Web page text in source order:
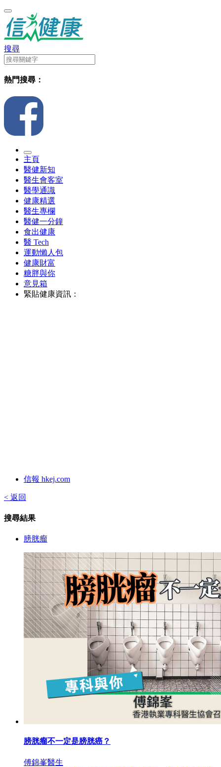
搜尋
熱門搜尋：
主頁
醫健新知
醫生會客室
醫學通識
健康精選
醫生專欄
醫健一分鐘
食出健康
醫 Tech
運動懶人包
健康財富
糖胖與你
意見箱
緊貼健康資訊：
信報 hkej.com
< 返回
搜尋結果
膀胱瘤
膀胱瘤不一定是膀胱癌？
傅錦峯醫生